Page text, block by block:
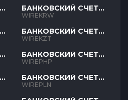
БАНКОВСКИЙ СЧЕТ
KRW
WIREKRW
БАНКОВСКИЙ СЧЕТ
KZT
WIREKZT
БАНКОВСКИЙ СЧЕТ
PHP
WIREPHP
БАНКОВСКИЙ СЧЕТ
PLN
WIREPLN